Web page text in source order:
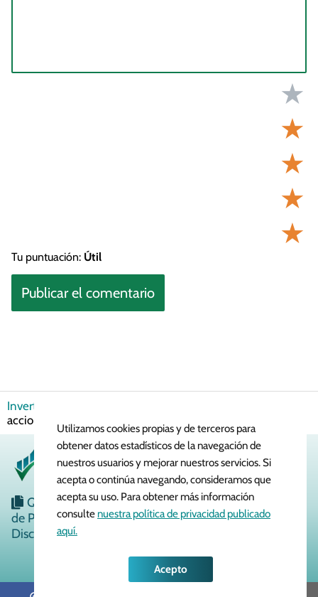
★
★
★
★
★
Tu puntuación: Útil
Invertir en Bolsa
acciones de Santander?
Quiénes Somos Política de Cookies
de Privacidad
Aviso Legal
Contacto
Disclaimer
Utilizamos cookies propias y de terceros para
obtener datos estadísticos de la navegación de
nuestros usuarios y mejorar nuestros servicios. Si
acepta o continúa navegando, consideramos que
acepta su uso. Para obtener más información
consulte nuestra política de privacidad publicado
aquí.
Acepto